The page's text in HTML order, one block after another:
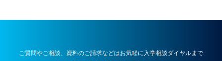
ご質問やご相談、資料のご請求などはお気軽に入学相談ダイヤルまで